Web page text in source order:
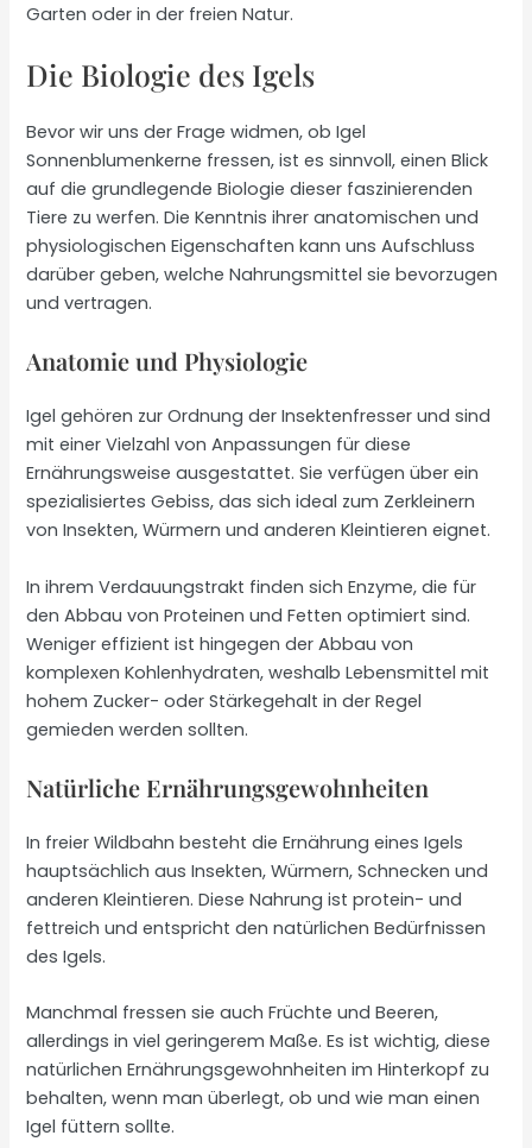
Garten oder in der freien Natur.
Die Biologie des Igels
Bevor wir uns der Frage widmen, ob Igel
Sonnenblumenkerne fressen, ist es sinnvoll, einen Blick
auf die grundlegende Biologie dieser faszinierenden
Tiere zu werfen. Die Kenntnis ihrer anatomischen und
physiologischen Eigenschaften kann uns Aufschluss
darüber geben, welche Nahrungsmittel sie bevorzugen
und vertragen.
Anatomie und Physiologie
Igel gehören zur Ordnung der Insektenfresser und sind
mit einer Vielzahl von Anpassungen für diese
Ernährungsweise ausgestattet. Sie verfügen über ein
spezialisiertes Gebiss, das sich ideal zum Zerkleinern
von Insekten, Würmern und anderen Kleintieren eignet.
In ihrem Verdauungstrakt finden sich Enzyme, die für
den Abbau von Proteinen und Fetten optimiert sind.
Weniger effizient ist hingegen der Abbau von
komplexen Kohlenhydraten, weshalb Lebensmittel mit
hohem Zucker- oder Stärkegehalt in der Regel
gemieden werden sollten.
Natürliche Ernährungsgewohnheiten
In freier Wildbahn besteht die Ernährung eines Igels
hauptsächlich aus Insekten, Würmern, Schnecken und
anderen Kleintieren. Diese Nahrung ist protein- und
fettreich und entspricht den natürlichen Bedürfnissen
des Igels.
Manchmal fressen sie auch Früchte und Beeren,
allerdings in viel geringerem Maße. Es ist wichtig, diese
natürlichen Ernährungsgewohnheiten im Hinterkopf zu
behalten, wenn man überlegt, ob und wie man einen
Igel füttern sollte.